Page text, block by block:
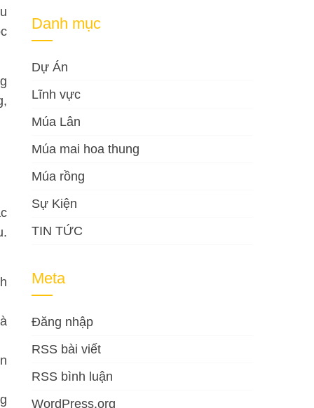
Danh mục
Dự Án
Lĩnh vực
Múa Lân
Múa mai hoa thung
Múa rồng
Sự Kiện
TIN TỨC
Meta
Đăng nhập
RSS bài viết
RSS bình luận
WordPress.org